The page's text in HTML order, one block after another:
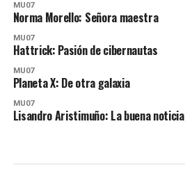
MU07
Norma Morello: Señora maestra
MU07
Hattrick: Pasión de cibernautas
MU07
Planeta X: De otra galaxia
MU07
Lisandro Aristimuño: La buena noticia